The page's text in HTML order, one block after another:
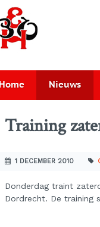
Home Nieuws
Training
1 DECEMBER 2010
Donderdag traint
Dordrecht. De training